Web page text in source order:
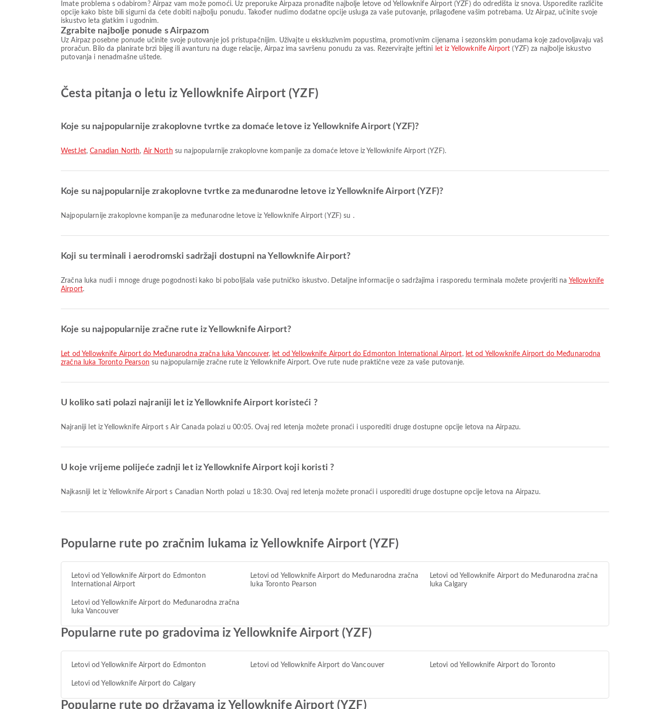
Imate problema s odabirom? Airpaz vam može pomoći. Uz preporuke Airpaza pronađite najbolje letove od Yellowknife Airport (YZF) do odredišta iz snova. Usporedite različite
opcije kako biste bili sigurni da ćete dobiti najbolju ponudu. Također nudimo dodatne opcije usluga za vaše putovanje, prilagođene vašim potrebama. Uz Airpaz, učinite svoje
iskustvo leta glatkim i ugodnim.
Zgrabite najbolje ponude s Airpazom
Uz Airpaz posebne ponude učinite svoje putovanje još pristupačnijim. Uživajte u ekskluzivnim popustima, promotivnim cijenama i sezonskim ponudama koje zadovoljavaju vaš
proračun. Bilo da planirate brzi bijeg ili avanturu na duge relacije, Airpaz ima savršenu ponudu za vas. Rezervirajte jeftini let iz Yellowknife Airport (YZF) za najbolje iskustvo
putovanja i nenadmašne uštede.
Česta pitanja o letu iz Yellowknife Airport (YZF)
Koje su najpopularnije zrakoplovne tvrtke za domaće letove iz Yellowknife Airport (YZF)?
WestJet,Canadian North, Air North su najpopularnije zrakoplovne kompanije za domaće letove iz Yellowknife Airport (YZF).
Koje su najpopularnije zrakoplovne tvrtke za međunarodne letove iz Yellowknife Airport (YZF)?
Najpopularnije zrakoplovne kompanije za međunarodne letove iz Yellowknife Airport (YZF) su .
Koji su terminali i aerodromski sadržaji dostupni na Yellowknife Airport?
Zračna luka nudi i mnoge druge pogodnosti kako bi poboljšala vaše putničko iskustvo. Detaljne informacije o sadržajima i rasporedu terminala možete provjeriti na Yellowknife
Airport.
Koje su najpopularnije zračne rute iz Yellowknife Airport?
let od Yellowknife Airport do Međunarodna zračna luka Vancouver, let od Yellowknife Airport do Edmonton International Airport, let od Yellowknife Airport do Međunarodna
zračna luka Toronto Pearson su najpopularnije zračne rute iz Yellowknife Airport. Ove rute nude praktične veze za vaše putovanje.
U koliko sati polazi najraniji let iz Yellowknife Airport koristeći ?
Najraniji let iz Yellowknife Airport s Air Canada polazi u 00:05. Ovaj red letenja možete pronaći i usporediti druge dostupne opcije letova na Airpazu.
U koje vrijeme polijeće zadnji let iz Yellowknife Airport koji koristi ?
Najkasniji let iz Yellowknife Airport s Canadian North polazi u 18:30. Ovaj red letenja možete pronaći i usporediti druge dostupne opcije letova na Airpazu.
Popularne rute po zračnim lukama iz Yellowknife Airport (YZF)
Letovi od Yellowknife Airport do Edmonton
International Airport
Letovi od Yellowknife Airport do Međunarodna zračna
luka Toronto Pearson
Letovi od Yellowknife Airport do Međunarodna zračna
luka Calgary
Letovi od Yellowknife Airport do Međunarodna zračna
luka Vancouver
Popularne rute po gradovima iz Yellowknife Airport (YZF)
Letovi od Yellowknife Airport do Edmonton Letovi od Yellowknife Airport do Vancouver Letovi od Yellowknife Airport do Toronto
Letovi od Yellowknife Airport do Calgary
Popularne rute po državama iz Yellowknife Airport (YZF)